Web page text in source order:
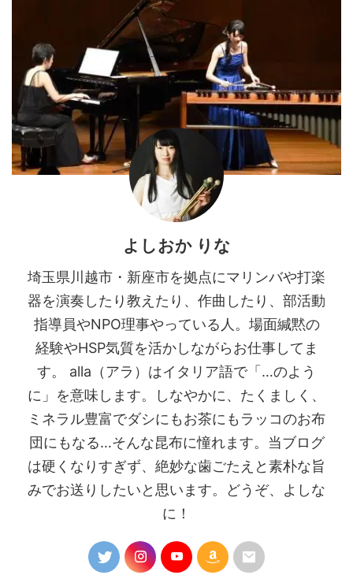
よしおか りな
埼玉県川越市・新座市を拠点にマリンバや打楽
器を演奏したり教えたり、作曲したり、部活動
指導員やNPO理事やっている人。場面緘黙の
経験やHSP気質を活かしながらお仕事してま
す。 alla（アラ）はイタリア語で「…のよう
に」を意味します。しなやかに、たくましく、
ミネラル豊富でダシにもお茶にもラッコのお布
団にもなる…そんな昆布に憧れます。当ブログ
は硬くなりすぎず、絶妙な歯ごたえと素朴な旨
みでお送りしたいと思います。どうぞ、よしな
に！